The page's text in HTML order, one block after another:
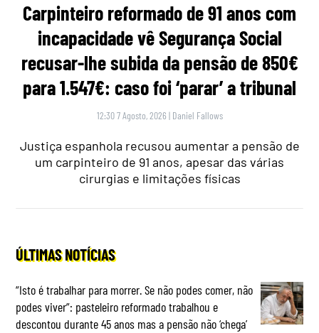
Carpinteiro reformado de 91 anos com
incapacidade vê Segurança Social
recusar-lhe subida da pensão de 850€
para 1.547€: caso foi ‘parar’ a tribunal
12:30 7 Agosto, 2026 | Daniel Fallows
Justiça espanhola recusou aumentar a pensão de
um carpinteiro de 91 anos, apesar das várias
cirurgias e limitações físicas
ÚLTIMAS NOTÍCIAS
“Isto é trabalhar para morrer. Se não podes comer, não
podes viver”: pasteleiro reformado trabalhou e
descontou durante 45 anos mas a pensão não ‘chega’